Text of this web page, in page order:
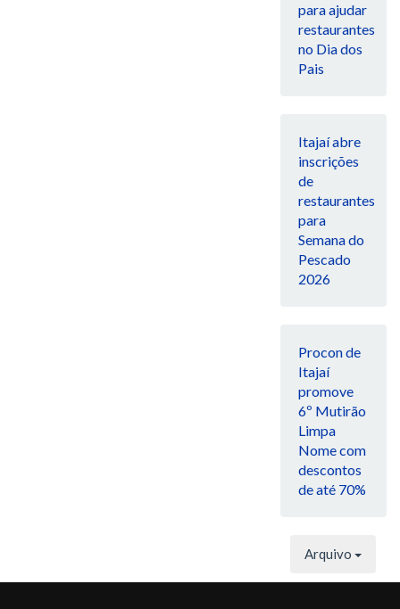
para ajudar
restaurantes
no Dia dos
Pais
Itajaí abre
inscrições
de
restaurantes
para
Semana do
Pescado
2026
Procon de
Itajaí
promove
6º Mutirão
Limpa
Nome com
descontos
de até 70%
Arquivo